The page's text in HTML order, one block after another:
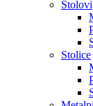
Stolovi
Stolice